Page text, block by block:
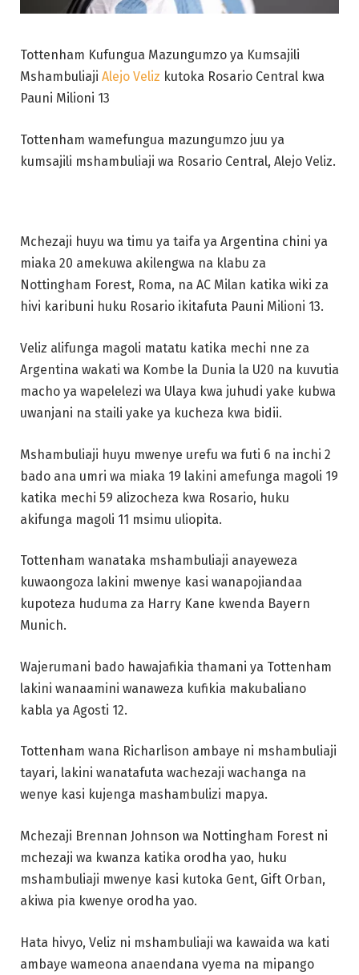
Tottenham Kufungua Mazungumzo ya Kumsajili
Mshambuliaji Alejo Veliz kutoka Rosario Central kwa
Pauni Milioni 13
Tottenham wamefungua mazungumzo juu ya
kumsajili mshambuliaji wa Rosario Central, Alejo Veliz.
Mchezaji huyu wa timu ya taifa ya Argentina chini ya
miaka 20 amekuwa akilengwa na klabu za
Nottingham Forest, Roma, na AC Milan katika wiki za
hivi karibuni huku Rosario ikitafuta Pauni Milioni 13.
Veliz alifunga magoli matatu katika mechi nne za
Argentina wakati wa Kombe la Dunia la U20 na kuvutia
macho ya wapelelezi wa Ulaya kwa juhudi yake kubwa
uwanjani na staili yake ya kucheza kwa bidii.
Mshambuliaji huyu mwenye urefu wa futi 6 na inchi 2
bado ana umri wa miaka 19 lakini amefunga magoli 19
katika mechi 59 alizocheza kwa Rosario, huku
akifunga magoli 11 msimu uliopita.
Tottenham wanataka mshambuliaji anayeweza
kuwaongoza lakini mwenye kasi wanapojiandaa
kupoteza huduma za Harry Kane kwenda Bayern
Munich.
Wajerumani bado hawajafikia thamani ya Tottenham
lakini wanaamini wanaweza kufikia makubaliano
kabla ya Agosti 12.
Tottenham wana Richarlison ambaye ni mshambuliaji
tayari, lakini wanatafuta wachezaji wachanga na
wenye kasi kujenga mashambulizi mapya.
Mchezaji Brennan Johnson wa Nottingham Forest ni
mchezaji wa kwanza katika orodha yao, huku
mshambuliaji mwenye kasi kutoka Gent, Gift Orban,
akiwa pia kwenye orodha yao.
Hata hivyo, Veliz ni mshambuliaji wa kawaida wa kati
ambaye wameona anaendana vyema na mipango